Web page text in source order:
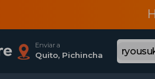
Enviar a
Quito, Pichincha